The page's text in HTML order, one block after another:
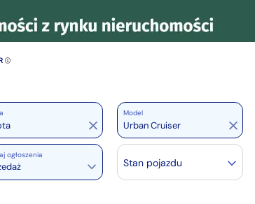
Model
ogłoszenia
Stan pojazdu